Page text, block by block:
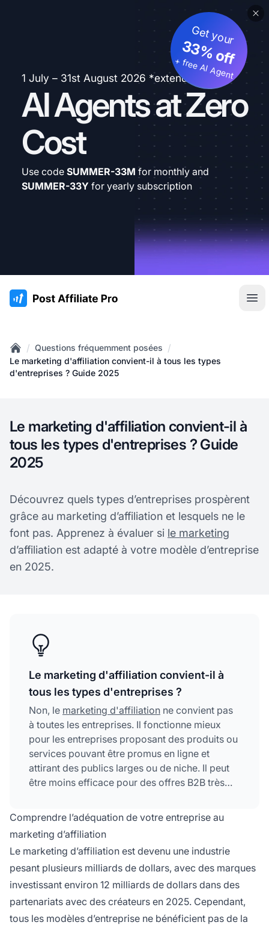
1 July – 31st August 2026 *extended
AI Agents at Zero
Cost
Get your
33% off
+ free AI Agent
Use code SUMMER-33M for monthly and
SUMMER-33Y for yearly subscription
:site.title
Home
/ Questions fréquemment posées /
Le marketing d'affiliation convient-il à tous les types
d'entreprises ? Guide 2025
Le marketing d'affiliation convient-il à
tous les types d'entreprises ? Guide
2025
Découvrez quels types d’entreprises prospèrent
grâce au marketing d’affiliation et lesquels ne le
font pas. Apprenez à évaluer si le marketing
d’affiliation est adapté à votre modèle d’entreprise
en 2025.
Le marketing d'affiliation convient-il à
tous les types d'entreprises ?
Non, le marketing d'affiliation ne convient pas
à toutes les entreprises. Il fonctionne mieux
pour les entreprises proposant des produits ou
services pouvant être promus en ligne et
attirant des publics larges ou de niche. Il peut
être moins efficace pour des offres B2B très
processus de vente complexes et en présentiel.
Comprendre l’adéquation de votre entreprise au
marketing d’affiliation
Le marketing d’affiliation est devenu une industrie
pesant plusieurs milliards de dollars, avec des marques
investissant environ 12 milliards de dollars dans des
partenariats avec des créateurs en 2025. Cependant,
tous les modèles d’entreprise ne bénéficient pas de la